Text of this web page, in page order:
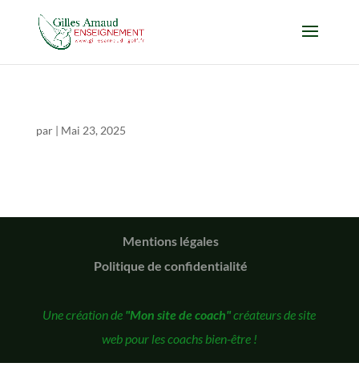
par | Mai 23, 2025
Mentions légales
Politique de confidentialité
Une création de "Mon site de coach"créateurs de site
web pour les coachs bien-être !